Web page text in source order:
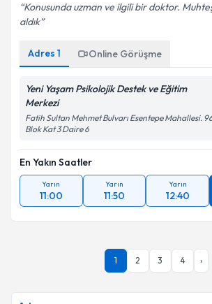
Konusunda uzman ve ilgili bir doktor.
aldık
Adres 1 Online Görüşme
Yeni Yaşam Psikolojik Destek ve Eğitim
Merkezi
Fatih Sultan Mehmet Bulvarı Esentepe Mahallesi.
Blok Kat 3 Daire 6
En Yakın Saatler
Yarın
11:00
Yarın
11:50
Yarın
12:40
1 2 3 4 ›